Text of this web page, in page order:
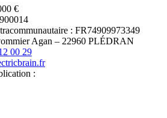
€
: FR74909973349
Agan – 22960 PLÉDRAN
00 29
: